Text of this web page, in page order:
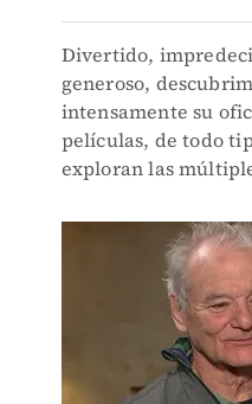
Divertido,
generoso,
intensamente su
películas, de todo
exploran las